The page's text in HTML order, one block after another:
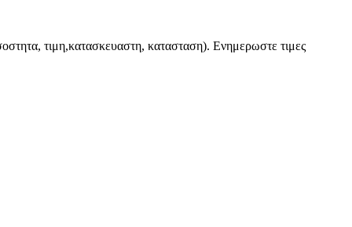
τιμη,κατασκευαστη, κατασταση). Ενημερωστε τιμες